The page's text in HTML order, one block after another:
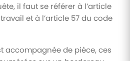
il faut se référer à l’article
et à l’article 57 du code
accompagnée de pièce, ces